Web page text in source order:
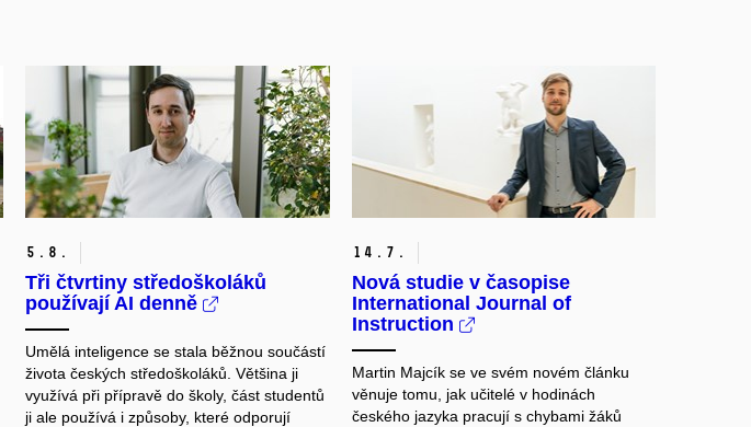
5. 8.
Tři čtvrtiny středoškoláků
používají AI denně
Umělá inteligence se stala běžnou součástí
života českých středoškoláků. Většina ji
využívá při přípravě do školy, část studentů
ji ale používá i způsoby, které odporují
14. 7.
Nová studie v časopise
International Journal of
Instruction
Martin Majcík se ve svém novém článku
věnuje tomu, jak učitelé v hodinách
českého jazyka pracují s chybami žáků